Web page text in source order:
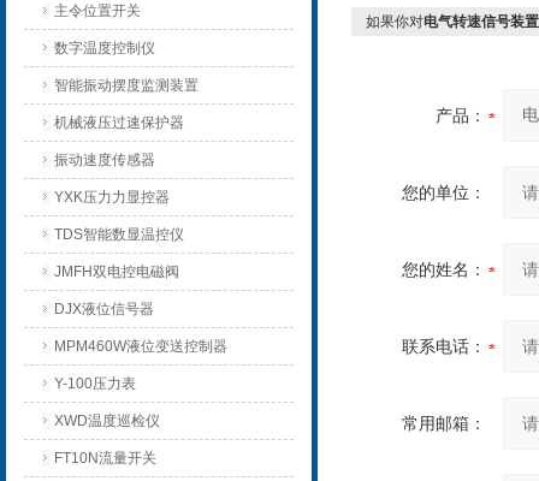
主令位置开关
数字温度控制仪
智能振动摆度监测装置
机械液压过速保护器
振动速度传感器
YXK压力力显控器
TDS智能数显温控仪
JMFH双电控电磁阀
DJX液位信号器
MPM460W液位变送控制器
Y-100压力表
XWD温度巡检仪
FT10N流量开关
如果你对电气转速信号装
产品：
您的单位：
您的姓名：
联系电话：
常用邮箱：